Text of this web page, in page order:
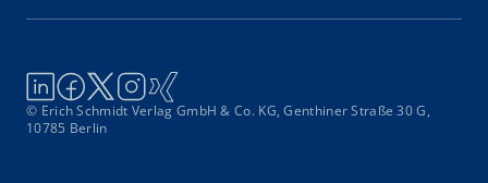
© Erich Schmidt Verlag GmbH & Co. KG, Genthiner Straße 30 G,
10785 Berlin